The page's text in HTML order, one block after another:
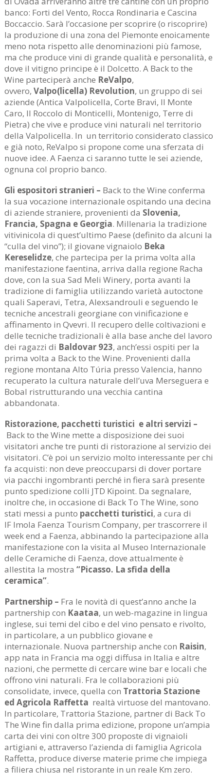
banco: Forti del Vento, Rocca Rondinaria e Cascina
Boccaccio. Sarà l’occasione per scoprire (o riscoprire)
la produzione di una zona del Piemonte enoicamente
meno nota rispetto alle denominazioni più famose,
ma che produce vini di grande qualità e personalità, e
dove il vitigno principe è il Dolcetto. A Back to the
Wine parteciperà anche ReValpo,
ovvero, Valpo(licella) Revolution, un gruppo di sei
aziende (Antica Valpolicella, Corte Bravi, Il Monte
Caro, Il Roccolo di Monticelli, Montenigo, Terre di
Pietra) che vive e produce vini naturali nel territorio
della Valpolicella. In un territorio considerato classico
e già noto, ReValpo si propone come una sferzata di
nuove idee. A Faenza ci saranno tutte le sei aziende,
ognuna col proprio banco.
Gli espositori stranieri – Back to the Wine conferma
la sua vocazione internazionale ospitando una decina
di aziende straniere, provenienti da Slovenia,
Francia, Spagna e Georgia. Millenaria la tradizione
vitivinicola di quest’ultimo Paese (definito da alcuni la
“culla del vino”); il giovane vignaiolo Beka
Kereselidze, che partecipa per la prima volta alla
manifestazione faentina, arriva dalla regione Racha
dove, con la sua Sad Meli Winery, porta avanti la
tradizione di famiglia utilizzando varietà autoctone
quali Saperavi, Tetra, Alexsandrouli e seguendo le
tecniche ancestrali georgiane con vinificazione e
affinamento in Qvevri. Il recupero delle coltivazioni e
delle tecniche tradizionali è alla base anche del lavoro
dei ragazzi di Baldovar 923, anch’essi ospiti per la
prima volta a Back to the Wine. Provenienti dalla
regione montana Alto Túria presso Valencia, hanno
recuperato la cultura naturale dell’uva Merseguera e
Bobal ristrutturando una vecchia cantina
abbandonata.
Ristorazione, pacchetti turistici e altri servizi –
Back to the Wine mette a disposizione dei suoi
visitatori anche tre punti di ristorazione al servizio dei
visitatori. C’è poi un servizio molto interessante per chi
fa acquisti: non deve preoccuparsi di dover portare
via pacchi ingombranti perché in fiera sarà presente
punto spedizione colli JTD Kipoint. Da segnalare,
inoltre che, in occasione di Back To The Wine, sono
stati messi a punto pacchetti turistici, a cura di
IF Imola Faenza Tourism Company, per trascorrere il
week end a Faenza, abbinando la partecipazione alla
manifestazione con la visita al Museo Internazionale
delle Ceramiche di Faenza, dove attualmente è
allestita la mostra “Picasso. La sfida della
ceramica”.
Partnership – Fra le novità di quest’anno anche la
partnership con Kaataa, un web-magazine in lingua
inglese, sui temi del cibo e del vino pensato e rivolto,
in particolare, a un pubblico giovane e
internazionale. Nuova partnership anche con Raisin,
app nata in Francia ma oggi diffusa in Italia e altre
nazioni, che permette di cercare wine bar e locali che
offrono vini naturali. Fra le collaborazioni più
consolidate, invece, quella con Trattoria Stazione
ed Agricola Raffetta realtà virtuose del mantovano.
In particolare, Trattoria Stazione, partner di Back To
The Wine fin dalla prima edizione, propone un’ampia
carta dei vini con oltre 300 proposte di vignaioli
artigiani e, attraverso l’azienda di famiglia Agricola
Raffetta, produce diverse materie prime che impiega
a filiera chiusa nel ristorante in un reale Km zero.